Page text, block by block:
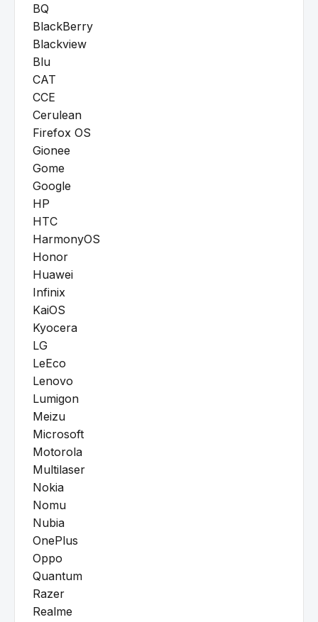
BQ
BlackBerry
Blackview
Blu
CAT
CCE
Cerulean
Firefox OS
Gionee
Gome
Google
HP
HTC
HarmonyOS
Honor
Huawei
Infinix
KaiOS
Kyocera
LG
LeEco
Lenovo
Lumigon
Meizu
Microsoft
Motorola
Multilaser
Nokia
Nomu
Nubia
OnePlus
Oppo
Quantum
Razer
Realme